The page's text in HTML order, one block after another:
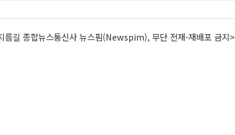
름길 종합뉴스통신사 뉴스핌(Newspim), 무단 전재-재배포 금지>